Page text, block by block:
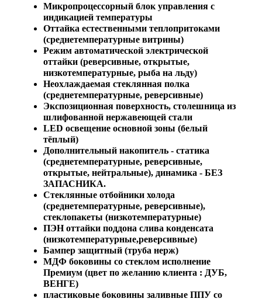
Микропроцессорный блок управления с
индикацией температуры
Оттайка естественными теплопритоками
(среднетемпературные витрины)
Режим автоматической электрической
оттайки (реверсивные, открытые,
низкотемпературные, рыба на льду)
Неохлаждаемая стеклянная полка
(среднетемпературные, реверсивные)
Экспозиционная поверхность, столешница из
шлифованной нержавеющей стали
LED освещение основной зоны (белый
тёплый)
Дополнительный накопитель - статика
(среднетемпературные, реверсивные,
открытые, нейтральные), динамика - БЕЗ
ЗАПАСНИКА.
Стеклянные отбойники холода
(среднетемпературные, реверсивные),
стеклопакеты (низкотемпературные)
ПЭН оттайки поддона слива конденсата
(низкотемпературные,реверсивные)
Бампер защитный (труба нерж)
МДФ боковины со стеклом исполнение
Премиум (цвет по желанию клиента : ДУБ,
ВЕНГЕ)
пластиковые боковины заливные ППУ со